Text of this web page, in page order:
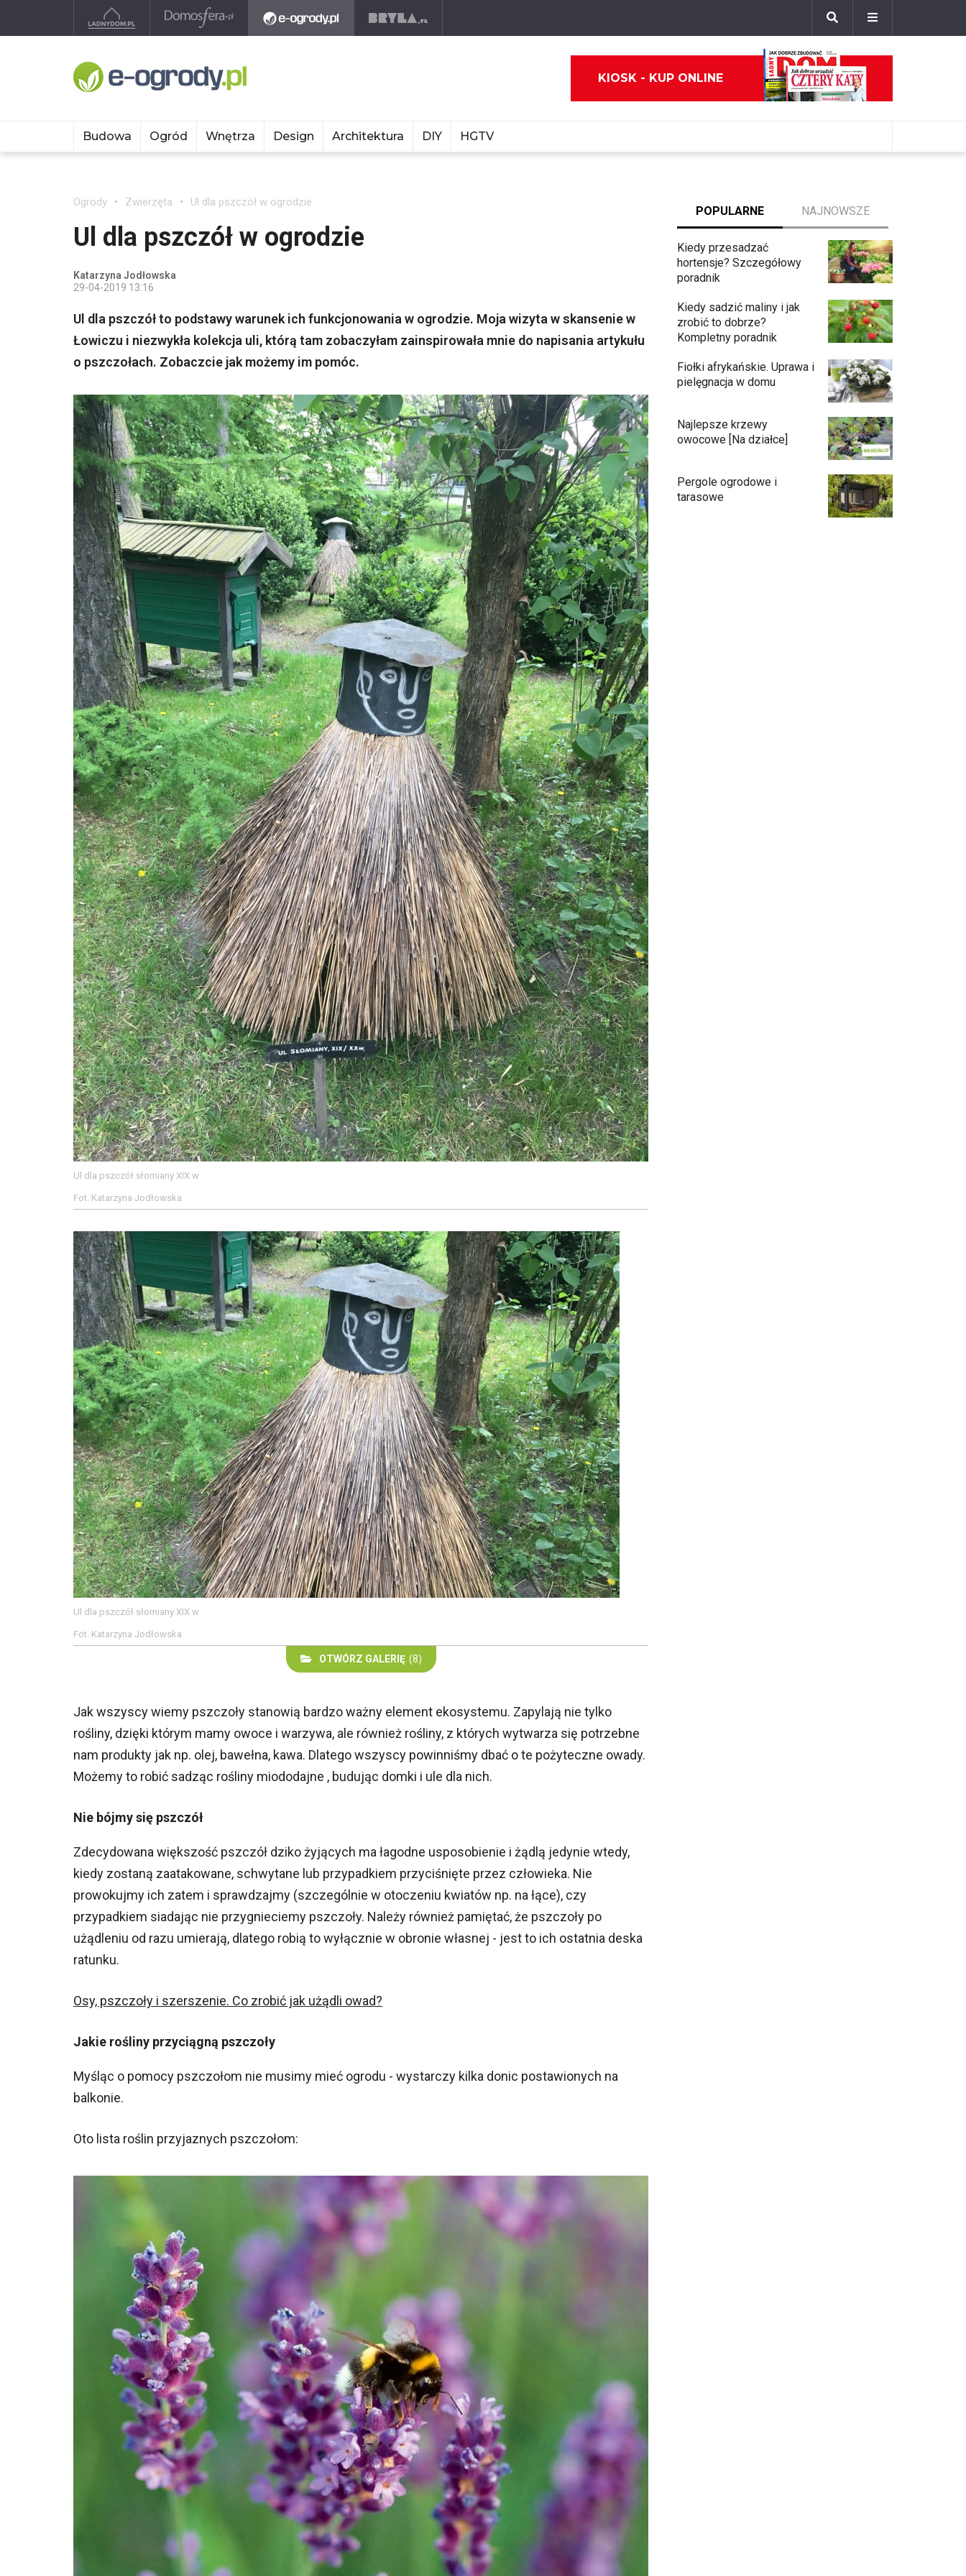
KIOSK - KUP ONLINE
Budowa Ogród Wnętrza Design Architektura DIY HGTV
Ogrody Zwierzęta Ul dla pszczół w ogrodzie
Ul dla pszczół w ogrodzie
Katarzyna Jodłowska
29-04-2019 13:16
Ul dla pszczół to podstawy warunek ich funkcjonowania w ogrodzie. Moja wizyta w skansenie w
Łowiczu i niezwykła kolekcja uli, którą tam zobaczyłam zainspirowała mnie do napisania artykułu
o pszczołach. Zobaczcie jak możemy im pomóc.
Ul dla pszczół słomiany XIX w
Fot. Katarzyna Jodłowska
Ul dla pszczół słomiany XIX w
Fot. Katarzyna Jodłowska
OTWÓRZ GALERIĘ (8)
Jak wszyscy wiemy pszczoły stanowią bardzo ważny element ekosystemu. Zapylają nie tylko
rośliny, dzięki którym mamy owoce i warzywa, ale również rośliny, z których wytwarza się potrzebne
nam produkty jak np. olej, bawełna, kawa. Dlatego wszyscy powinniśmy dbać o te pożyteczne owady.
Możemy to robić sadząc rośliny miododajne , budując domki i ule dla nich.
Nie bójmy się pszczół
Zdecydowana większość pszczół dziko żyjących ma łagodne usposobienie i żądlą jedynie wtedy,
kiedy zostaną zaatakowane, schwytane lub przypadkiem przyciśnięte przez człowieka. Nie
prowokujmy ich zatem i sprawdzajmy (szczególnie w otoczeniu kwiatów np. na łące), czy
przypadkiem siadając nie przygnieciemy pszczoły. Należy również pamiętać, że pszczoły po
użądleniu od razu umierają, dlatego robią to wyłącznie w obronie własnej - jest to ich ostatnia deska
ratunku.
Osy, pszczoły i szerszenie. Co zrobić jak użądli owad?
Jakie rośliny przyciągną pszczoły
Myśląc o pomocy pszczołom nie musimy mieć ogrodu - wystarczy kilka donic postawionych na
balkonie.
Oto lista roślin przyjaznych pszczołom:
POPULARNE NAJNOWSZE
Kiedy przesadzać
hortensje? Szczegółowy
poradnik
Kiedy sadzić maliny i jak
zrobić to dobrze?
Kompletny poradnik
Fiołki afrykańskie. Uprawa i
pielęgnacja w domu
Najlepsze krzewy
owocowe [Na działce]
Pergole ogrodowe i
tarasowe